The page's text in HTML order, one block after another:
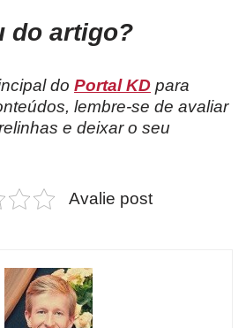
do artigo?
do Portal KD para
lembre-se de avaliar
e deixar o seu
Avalie post